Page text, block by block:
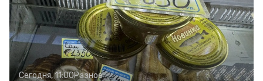
Сегодня, 11:00Разное